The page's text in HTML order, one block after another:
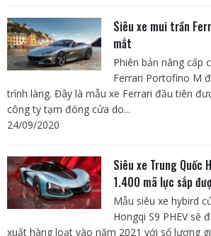
Siêu xe mui trần
mắt
Phiên bản nâng cấp
Ferrari Portofino M
trình làng. Đây là mẫu xe Ferrari đầu tiên
công ty tạm đóng cửa do...
24/09/2020
Siêu xe Trung Quốc
1.400 mã lực sắp
Mẫu siêu xe hybird
Hongqi S9 PHEV sẽ
xuất hàng loạt vào năm 2021 với số lượng